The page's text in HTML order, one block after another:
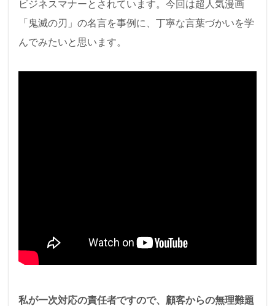
ビジネスマナーとされています。今回は超人気漫画
「鬼滅の刃」の名言を事例に、丁寧な言葉づかいを学
んでみたいと思います。
私が一次対応の責任者ですので、顧客からの無理難題